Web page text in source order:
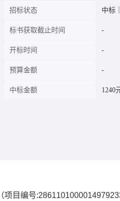
招标状态 中标
标书获取截止时间
开标时间
预算金额
中标金额 1240
（项目编号: